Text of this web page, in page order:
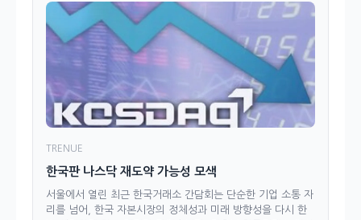
TRENUE
한국판 나스닥 재도약 가능성 모색
서울에서 열린 최근 한국거래소 간담회는 단순한 기업 소통 자
리를 넘어, 한국 자본시장의 정체성과 미래 방향성을 다시 한